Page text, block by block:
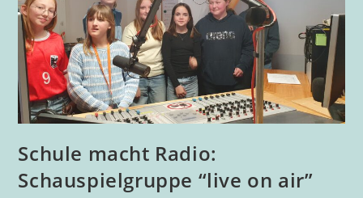
Schule macht Radio:
Schauspielgruppe “live on air”